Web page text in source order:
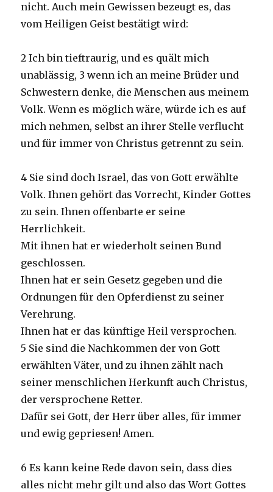
nicht. Auch mein Gewissen bezeugt es, das
vom Heiligen Geist bestätigt wird:
2 Ich bin tieftraurig, und es quält mich
unablässig, 3 wenn ich an meine Brüder und
Schwestern denke, die Menschen aus meinem
Volk. Wenn es möglich wäre, würde ich es auf
mich nehmen, selbst an ihrer Stelle verflucht
und für immer von Christus getrennt zu sein.
4 Sie sind doch Israel, das von Gott erwählte
Volk. Ihnen gehört das Vorrecht, Kinder Gottes
zu sein. Ihnen offenbarte er seine
Herrlichkeit.
Mit ihnen hat er wiederholt seinen Bund
geschlossen.
Ihnen hat er sein Gesetz gegeben und die
Ordnungen für den Opferdienst zu seiner
Verehrung.
Ihnen hat er das künftige Heil versprochen.
5 Sie sind die Nachkommen der von Gott
erwählten Väter, und zu ihnen zählt nach
seiner menschlichen Herkunft auch Christus,
der versprochene Retter.
Dafür sei Gott, der Herr über alles, für immer
und ewig gepriesen! Amen.
6 Es kann keine Rede davon sein, dass dies
alles nicht mehr gilt und also das Wort Gottes